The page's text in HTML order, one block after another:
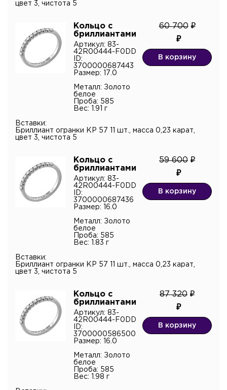
цвет 3, чистота 5
Кольцо с
бриллиантами
Артикул: 83-
42R00444-F0DD
ID:
3700000687443
Размер: 17.0
Металл: Золото
белое
Проба: 585
Вес: 1.91 г
60 700
В корзину
Вставки:
Бриллиант огранки КР 57 11 шт., масса 0,23 карат,
цвет 3, чистота 5
Кольцо с
бриллиантами
Артикул: 83-
42R00444-F0DD
ID:
3700000687436
Размер: 16.0
Металл: Золото
белое
Проба: 585
Вес: 1.83 г
59 600
В корзину
Вставки:
Бриллиант огранки КР 57 11 шт., масса 0,23 карат,
цвет 3, чистота 5
Кольцо с
бриллиантами
Артикул: 83-
42R00444-F0DD
ID:
3700000586500
Размер: 16.0
Металл: Золото
белое
Проба: 585
Вес: 1.98 г
87 320
В корзину